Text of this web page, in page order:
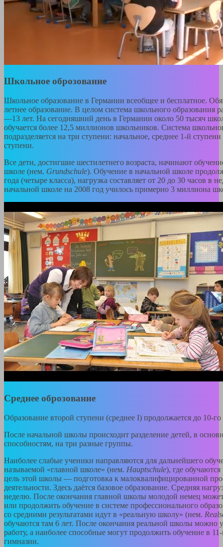
Школьное оброзование
Школьное образование в Германии всеобщее и бесплатное.
летнее образование. В целом система школьного образования
—13 лет. На сегодняшний день в Германии около 50 тысяч
обучается более 12,5 миллионов школьников. Система
подразделяется на три ступени: начальное, среднее 1-й
ступени.
Все дети, достигшие шестилетнего возраста, начинают
школе (нем. Grundschule). Обучение в начальной школе
года (четыре класса), нагрузка составляет от 20 до 30 часов в
начальной школе на 2008 год училось примерно 3 миллиона
Среднее оброзование
Образование второй ступени (среднее I) продолжается до 10-го
После начальной школы происходит разделение детей, в
способностям, на три разные группы.
Наиболее слабые ученики направляются для дальнейшего
называемой «главной школе» (нем. Hauptschule), где
цель этой школы — подготовка к малоквалифицированной
деятельности. Здесь даётся базовое образование. Средняя
неделю. После окончания главной школы молодой немец может
или продолжить обучение в системе профессионального
со средними результатами идут в «реальную школу» (нем.
обучаются там 6 лет. После окончания реальной школы можно
работу, а наиболее способные могут продолжить обучение в
гимназии.